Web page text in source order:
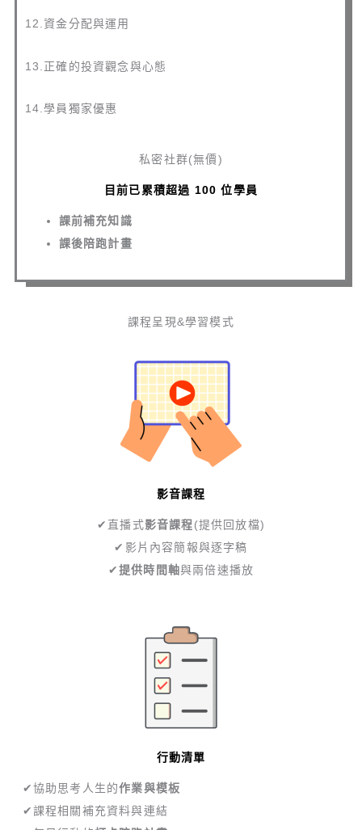
12.資金分配與運用
13.正確的投資觀念與心態
14.學員獨家優惠
私密社群(無價)
目前已累積超過 100 位學員
課前補充知識
課後陪跑計畫
課程呈現&學習模式
影音課程
✔︎直播式影音課程(提供回放檔)
✔︎影片內容簡報與逐字稿
✔︎提供時間軸與兩倍速播放
行動清單
✔︎協助思考人生的作業與模板
✔︎課程相關補充資料與連結